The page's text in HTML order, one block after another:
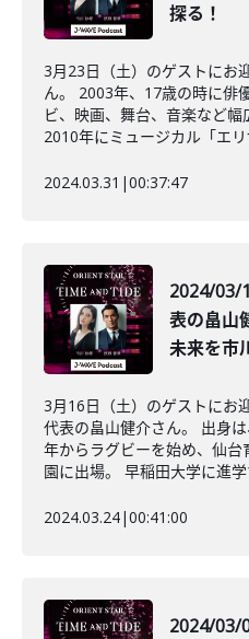
探る！
3月23日（土）のゲストにお
ん。 2003年、17歳の時に俳
ビ、映画、舞台、音楽など幅
2010年にミュージカル「エリ
2024.03.31 |00:37:47
2024/03/
表の畠山
未来を市
3月16日（土）のゲストにお
代表の畠山健介さん。 出身
年からラグビーを始め、仙
園に出場。 早稲田大学に進
2024.03.24|00:41:00
2024/03/